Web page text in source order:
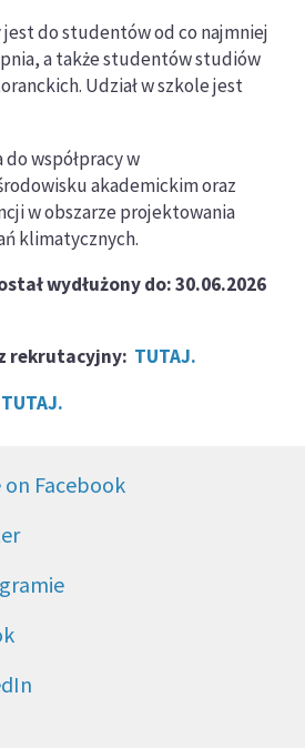
jest do studentów od co najmniej
a także studentów studiów
Udział w szkole jest
współpracy w
akademickim oraz
w obszarze projektowania
klimatycznych.
wydłużony do: 30.06.2026
rekrutacyjny: TUTAJ.
TUTAJ.
Facebook